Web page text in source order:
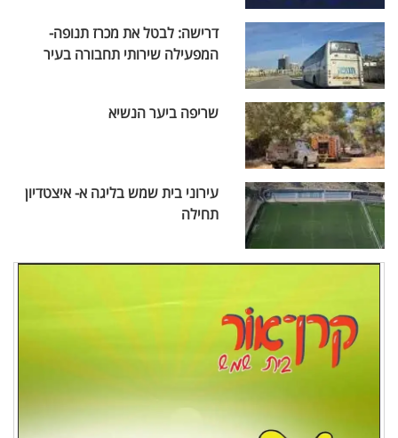
דרישה: לבטל את מכרז תנופה-
המפעילה שירותי תחבורה בעיר
שריפה ביער הנשיא
עירוני בית שמש בליגה א- איצטדיון
תחילה